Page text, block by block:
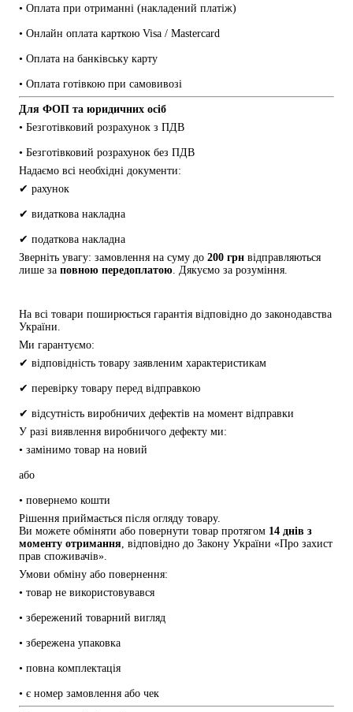
• Оплата при отриманні (накладений платіж)
• Онлайн оплата карткою Visa / Mastercard
• Оплата на банківську карту
• Оплата готівкою при самовивозі
Для ФОП та юридичних осіб
• Безготівковий розрахунок з ПДВ
• Безготівковий розрахунок без ПДВ
Надаємо всі необхідні документи:
✔ рахунок
✔ видаткова накладна
✔ податкова накладна
Зверніть увагу: замовлення на суму до 200 грн відправляються
лише за повною передоплатою . Дякуємо за розуміння.
На всі товари поширюється гарантія відповідно до законодавства
України.
Ми гарантуємо:
✔ відповідність товару заявленим характеристикам
✔ перевірку товару перед відправкою
✔ відсутність виробничих дефектів на момент відправки
У разі виявлення виробничого дефекту ми:
• замінимо товар на новий
або
• повернемо кошти
Рішення приймається після огляду товару.
Ви можете обміняти або повернути товар протягом 14 днів з
моменту отримання, відповідно до Закону України «Про захист
прав споживачів».
Умови обміну або повернення:
• товар не використовувався
• збережений товарний вигляд
• збережена упаковка
• повна комплектація
• є номер замовлення або чек